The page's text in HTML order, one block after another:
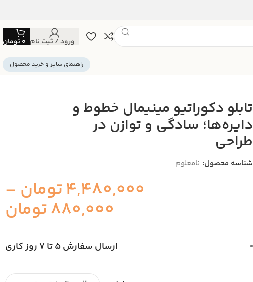
ورود / ثبت نام 0تومان
راهنمای سایز و خرید محصول
تابلو دکوراتیو مینیمال خطوط و
دایره‌ها؛ سادگی و توازن در
طراحی
شناسه محصول: نامعلوم
4,480,000تومان –
880,000تومان
ارسال سفارش 5 تا 7 روز کاری